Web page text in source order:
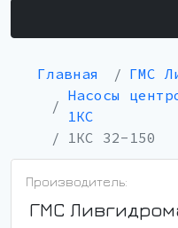
Главная
ГМС
Насосы
1КС
1КС 32-150
Производитель:
ГМС